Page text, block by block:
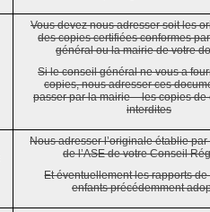
Vous devez nous adresser soit les
des copies certifiées conformes
général ou la mairie de votre
Si le conseil général ne vous a
copies, nous adresser ces
passer par la mairie – les copies de
interdites
Nous adresser l’originale établie
de l’ASE de votre Conseil
Et éventuellement les rapports
enfants précédemment